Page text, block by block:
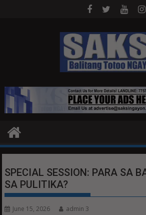
SPECIAL SESSION: PARA SA
SA PULITIKA?
June 15, 2026 admin 3